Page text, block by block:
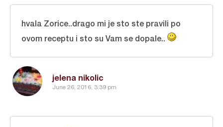
jelena nikolic
June 26, 2016, 3:39 pm
hvala Zorice..drago mi je sto ste pravili po
ovom receptu i sto su Vam se dopale..